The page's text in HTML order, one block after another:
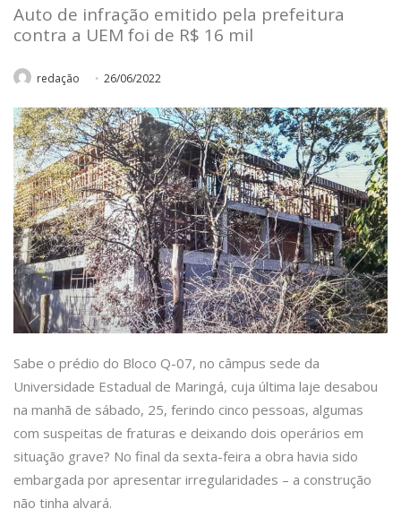
Auto de infração emitido pela prefeitura
contra a UEM foi de R$ 16 mil
redação 26/06/2022
Sabe o prédio do Bloco Q-07, no câmpus sede da
Universidade Estadual de Maringá, cuja última laje desabou
na manhã de sábado, 25, ferindo cinco pessoas, algumas
com suspeitas de fraturas e deixando dois operários em
situação grave? No final da sexta-feira a obra havia sido
embargada por apresentar irregularidades – a construção
não tinha alvará.